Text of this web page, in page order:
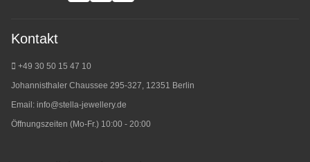
Kontakt
+49 30 50 15 47 10
Johannisthaler Chaussee 295-327, 12351 Berlin
Email: info@stella-jewellery.de
Öffnungszeiten (Mo-Fr.) 10:00 - 20:00